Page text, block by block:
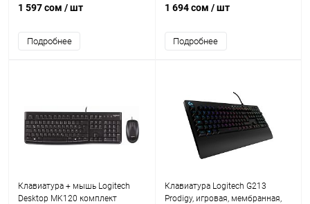
Air2 Grey, мембранная, 107btns,
1 597 сом / шт
Подробнее
Fstyler FG3200 Air 2 Blue
оптическая, светодиодная, 1200
dpi, 15м, адаптер Type-C, USB
1 694 сом / шт
Подробнее
Клавиатура + мышь Logitech
Desktop MK120 комплект
Клавиатура Logitech G213
Prodigy, игровая, мембранная,